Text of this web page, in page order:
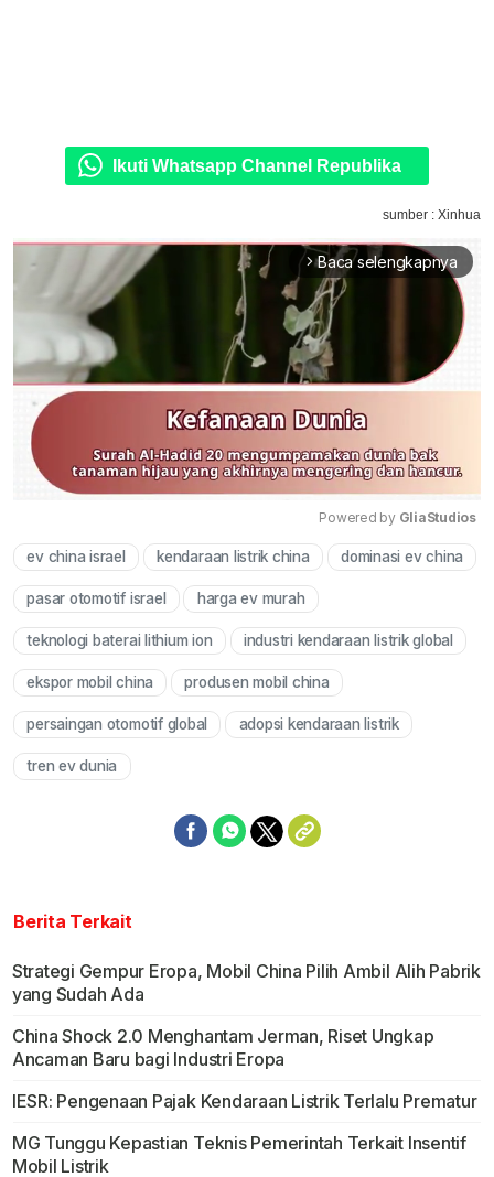
Ikuti Whatsapp Channel Republika
sumber : Xinhua
arrow_forward_ios Baca selengkapnya
Mute
Powered by GliaStudios
ev china israel kendaraan listrik china dominasi ev china
pasar otomotif israel harga ev murah
teknologi baterai lithium ion industri kendaraan listrik global
ekspor mobil china produsen mobil china
persaingan otomotif global adopsi kendaraan listrik
tren ev dunia
Berita Terkait
Strategi Gempur Eropa, Mobil China Pilih Ambil Alih Pabrik
yang Sudah Ada
China Shock 2.0 Menghantam Jerman, Riset Ungkap
Ancaman Baru bagi Industri Eropa
IESR: Pengenaan Pajak Kendaraan Listrik Terlalu Prematur
MG Tunggu Kepastian Teknis Pemerintah Terkait Insentif
Mobil Listrik